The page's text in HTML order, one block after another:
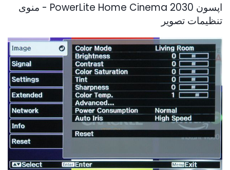
اپسون PowerLite Home Cinema 2030 - منوی
تنظیمات تصویر